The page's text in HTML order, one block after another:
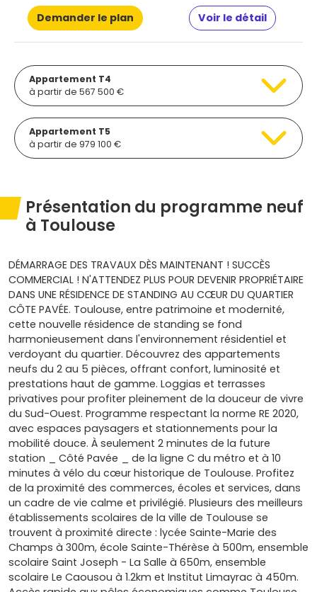
Demander le plan Voir le détail
Appartement T4
à partir de 567 500 €
Appartement T5
à partir de 979 100 €
Présentation du programme neuf
à Toulouse
DÉMARRAGE DES TRAVAUX DÈS MAINTENANT ! SUCCÈS
COMMERCIAL ! N'ATTENDEZ PLUS POUR DEVENIR PROPRIÉTAIRE
DANS UNE RÉSIDENCE DE STANDING AU CŒUR DU QUARTIER
CÔTE PAVÉE. Toulouse, entre patrimoine et modernité,
cette nouvelle résidence de standing se fond
harmonieusement dans l'environnement résidentiel et
verdoyant du quartier. Découvrez des appartements
neufs du 2 au 5 pièces, offrant confort, luminosité et
prestations haut de gamme. Loggias et terrasses
privatives pour profiter pleinement de la douceur de vivre
du Sud-Ouest. Programme respectant la norme RE 2020,
avec espaces paysagers et stationnements pour la
mobilité douce. À seulement 2 minutes de la future
station _ Côté Pavée _ de la ligne C du métro et à 10
minutes à vélo du cœur historique de Toulouse. Profitez
de la proximité des commerces, écoles et services, dans
un cadre de vie calme et privilégié. Plusieurs des meilleurs
établissements scolaires de la ville de Toulouse se
trouvent à proximité directe : lycée Sainte-Marie des
Champs à 300m, école Sainte-Thérèse à 500m, ensemble
scolaire Saint Joseph - La Salle à 650m, ensemble
scolaire Le Caousou à 1.2km et Institut Limayrac à 450m.